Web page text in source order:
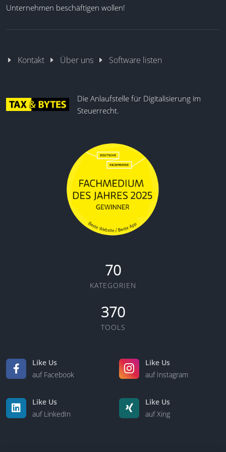
Funktionsumfang konzentriert sich auf eine effiziente
PDF mit Kanzleilogo
Mandantenweitergabe
Kundenkonto-Zugriff
Aktualisierungshinweise
Zugriff auf alle Merkblätter
Browser-Leseansicht
Unternehmen beschäftigen wollen!
Kontakt Über uns Software listen
Die Anlaufstelle für Digitalisierung im
Steuerrecht.
70
KATEGORIEN
370
TOOLS
Like Us
auf Facebook
Like Us
auf Instagram
Like Us
auf LinkedIn
Like Us
auf Xing